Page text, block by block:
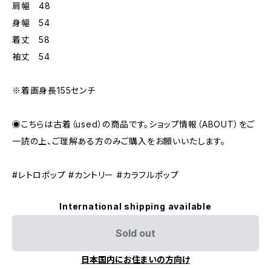
肩幅 48
身幅 54
着丈 58
袖丈 54
※着画身長155センチ
◉こちらは古着（used）の商品です。ショップ情報（ABOUT）をご
一読の上、ご理解ある方のみご購入をお願いいたします。
#レトロポップ #カントリー #カラフルポップ
International shipping available
Sold out
日本国内にお住まいの方向け